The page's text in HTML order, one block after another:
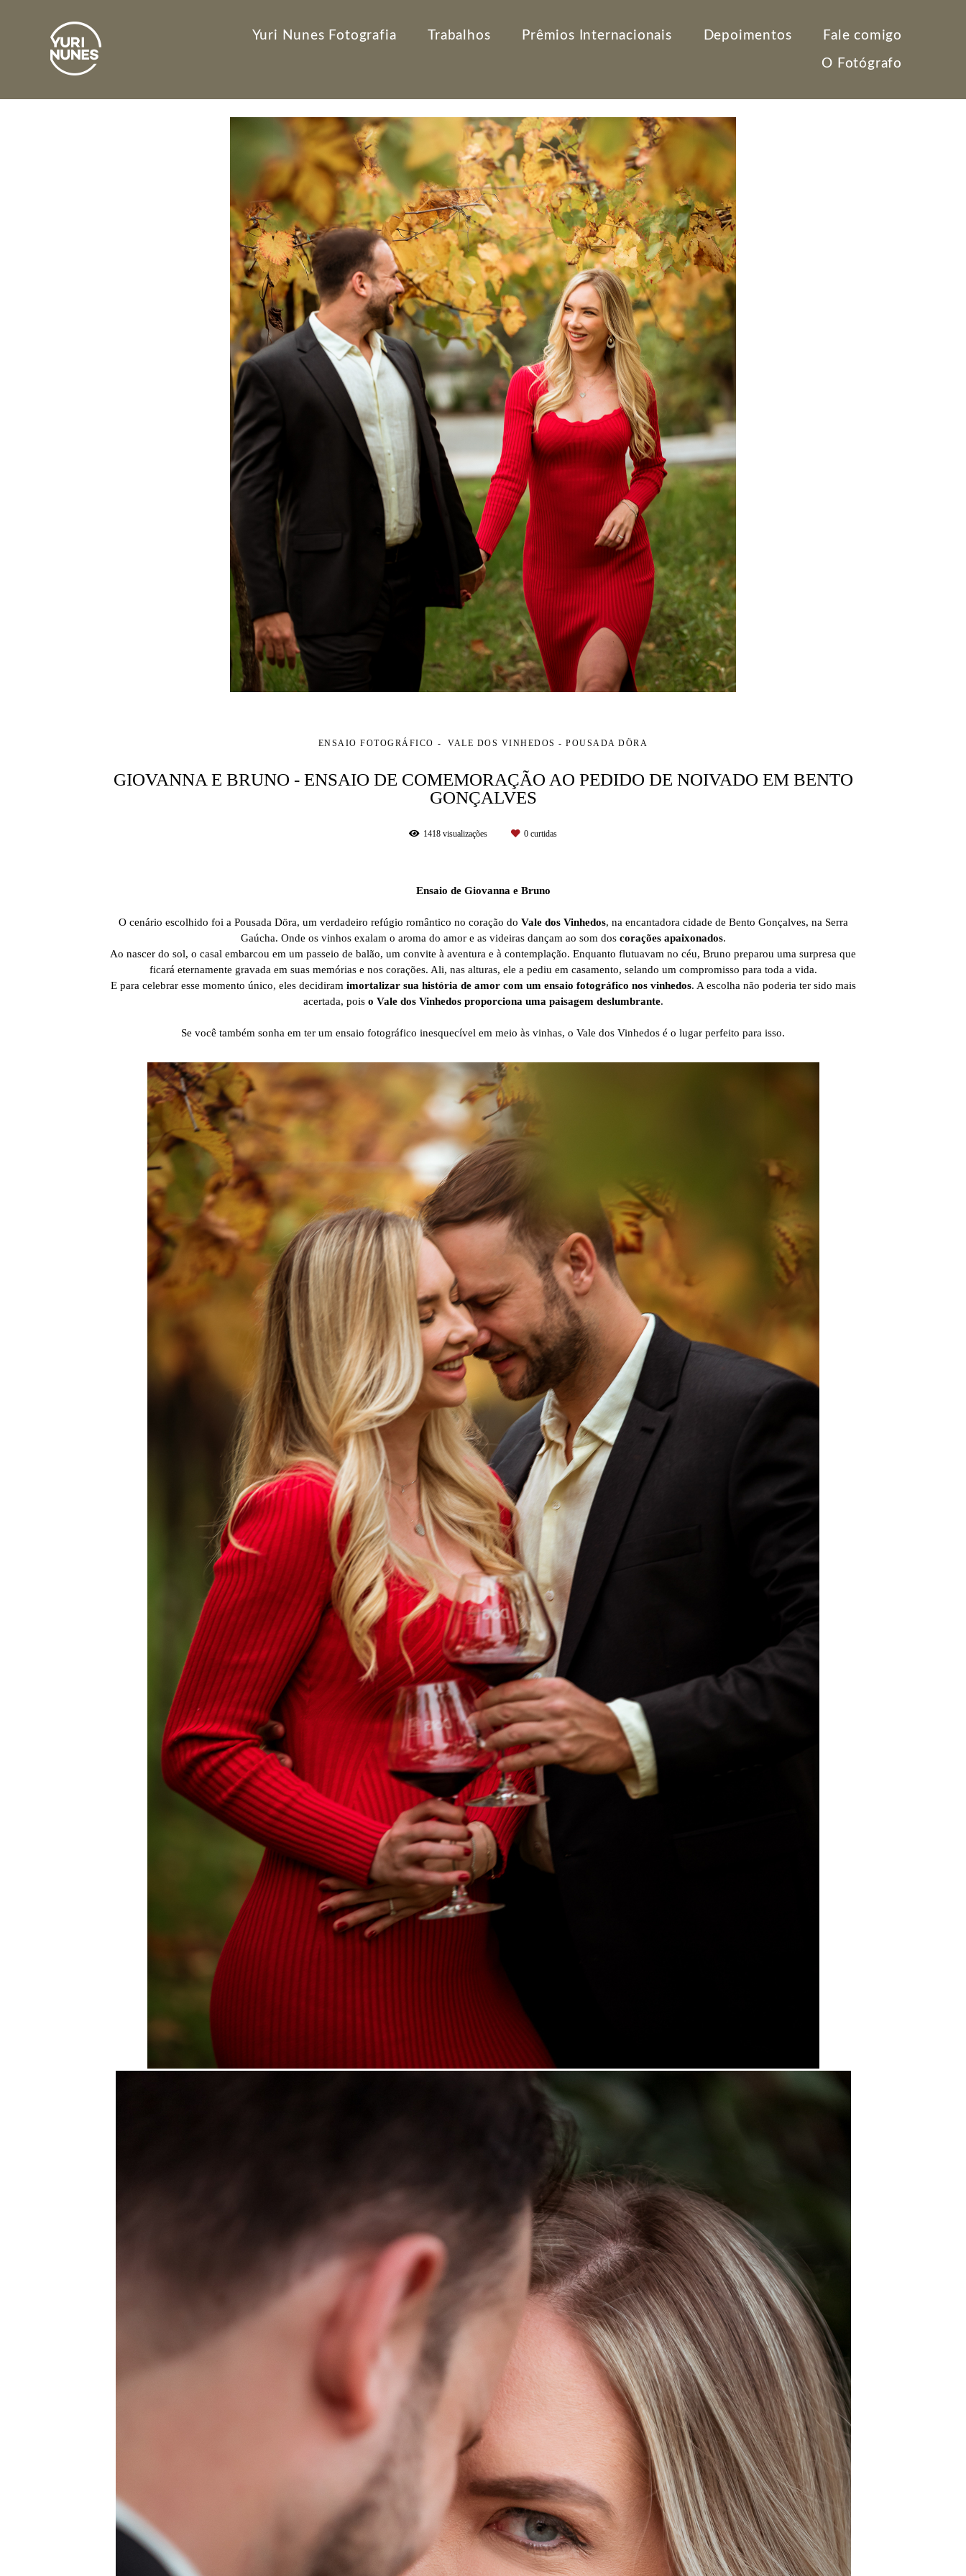
Yuri Nunes Fotografia Trabalhos Prêmios Internacionais Depoimentos Fale comigo
O Fotógrafo
ENSAIO FOTOGRÁFICO VALE DOS VINHEDOS - POUSADA DÖRA
GIOVANNA E BRUNO - ENSAIO DE COMEMORAÇÃO AO PEDIDO DE NOIVADO EM BENTO
GONÇALVES
1418 visualizações 0 curtidas
Ensaio de Giovanna e Bruno
O cenário escolhido foi a Pousada Döra, um verdadeiro refúgio romântico no coração do Vale dos Vinhedos, na encantadora cidade de Bento Gonçalves, na Serra
Gaúcha. Onde os vinhos exalam o aroma do amor e as videiras dançam ao som dos corações apaixonados.
Ao nascer do sol, o casal embarcou em um passeio de balão, um convite à aventura e à contemplação. Enquanto flutuavam no céu, Bruno preparou uma surpresa que
ficará eternamente gravada em suas memórias e nos corações. Ali, nas alturas, ele a pediu em casamento, selando um compromisso para toda a vida.
E para celebrar esse momento único, eles decidiram imortalizar sua história de amor com um ensaio fotográfico nos vinhedos. A escolha não poderia ter sido mais
acertada, pois o Vale dos Vinhedos proporciona uma paisagem deslumbrante.
Se você também sonha em ter um ensaio fotográfico inesquecível em meio às vinhas, o Vale dos Vinhedos é o lugar perfeito para isso.